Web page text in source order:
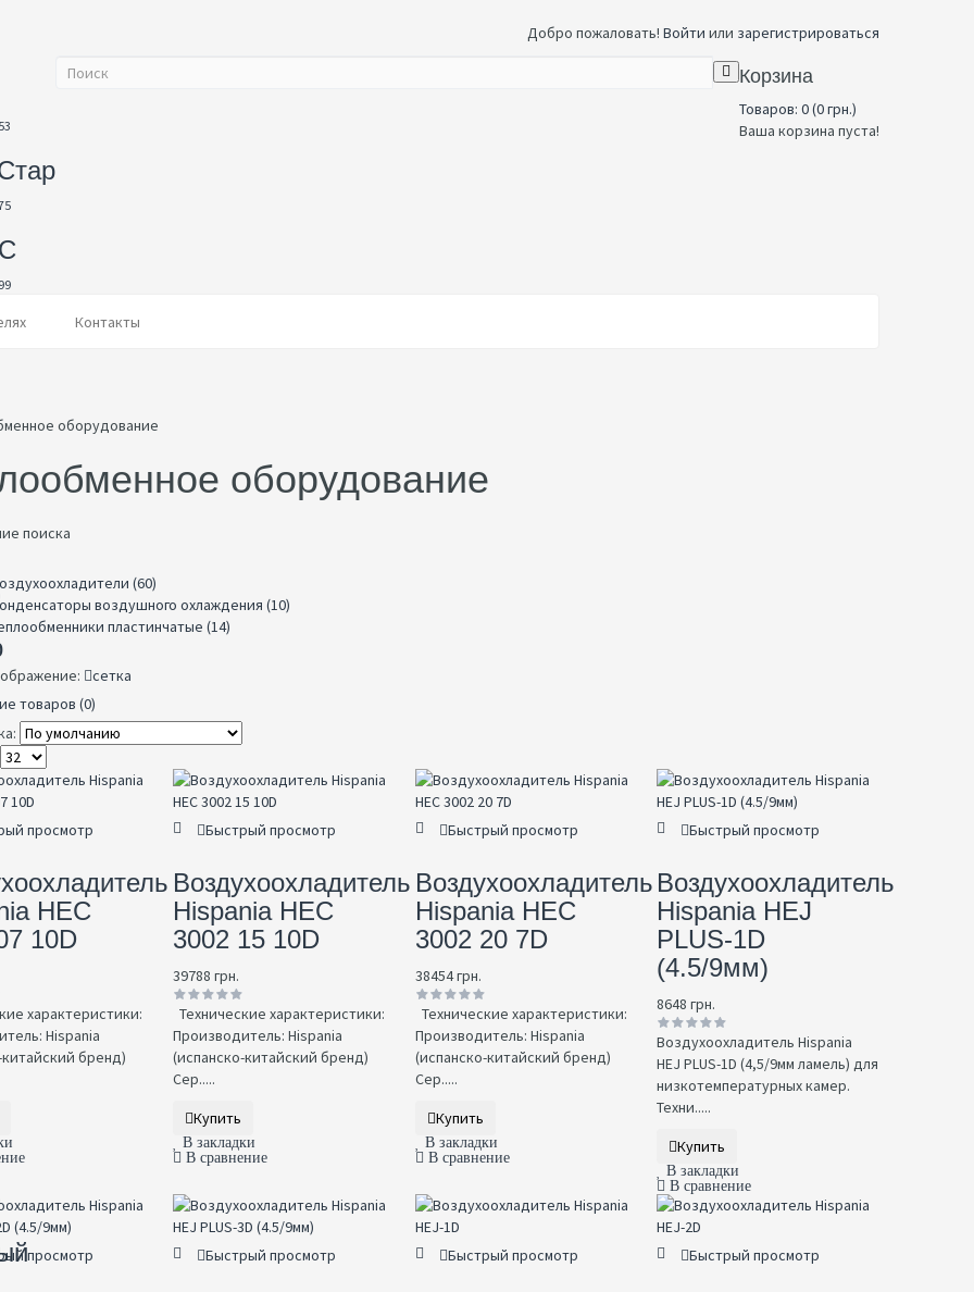
Добро пожаловать! Войти или зарегистрироваться
Корзина
Товаров: 0 (0 грн.)
Ваша корзина пуста!
Контакты
оборудование
поиска
(60)
воздушного охлаждения (10)
пластинчатые (14)
сетка
товаров (0)
просмотр
HEC
10D
характеристики:
Hispania
бренд)
Быстрый просмотр
Воздухоохладитель
Hispania HEC
3002 15 10D
39788 грн.
Технические характеристики:
Производитель: Hispania
(испанско-китайский бренд)
Сер.....
Купить
В закладки
В сравнение
Быстрый просмотр
Воздухоохладитель
Hispania HEC
3002 20 7D
38454 грн.
Технические характеристики:
Производитель: Hispania
(испанско-китайский бренд)
Сер.....
Купить
В закладки
В сравнение
Быстрый просмотр
Воздухоохладитель
Hispania HEJ
PLUS-1D
(4.5/9мм)
8648 грн.
Воздухоохладитель Hispania
HEJ PLUS-1D (4,5/9мм ламель) для
низкотемпературных камер.
Техни.....
Купить
В закладки
В сравнение
просмотр Быстрый просмотр Быстрый просмотр Быстрый просмотр